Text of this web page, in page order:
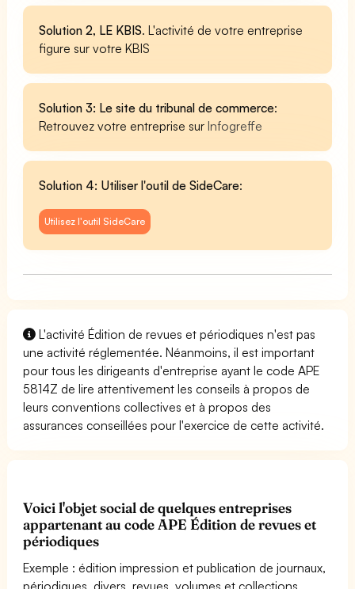
Solution 2, LE KBIS. L'activité de votre entreprise
figure sur votre KBIS
Solution 3: Le site du tribunal de commerce:
Retrouvez votre entreprise surInfogreffe
Solution 4: Utiliser l'outil de SideCare:
Utilisez l'outil SideCare
L'activité Édition de revues et périodiques n'est pas
une activité réglementée. Néanmoins, il est important
pour tous les dirigeants d'entreprise ayant le code APE
5814Z de lire attentivement les conseils à propos de
leurs conventions collectives et à propos des
assurances conseillées pour l'exercice de cette activité.
Voici l'objet social de quelques entreprises
appartenant au code APE Édition de revues et
périodiques
Exemple : édition impression et publication de journaux,
périodiques, divers, revues, volumes et collections